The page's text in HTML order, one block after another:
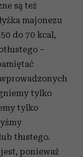
są też
majonezu
do 70 kcal,
–
tylko
tylko
tłustego.
ponieważ